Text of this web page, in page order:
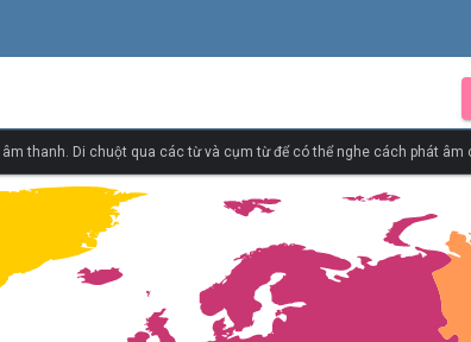
âm thanh. Di chuột qua các từ và cụm từ để có thể nghe cách phát âm